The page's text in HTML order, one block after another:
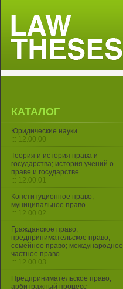
КАТАЛОГ
Юридические науки
::: 12.00.00
Теория и история права и
государства; история учений о
праве и государстве
::: 12.00.01
Конституционное право;
муниципальное право
::: 12.00.02
Гражданское право;
предпринимательское право;
семейное право; международное
частное право
::: 12.00.03
Предпринимательское право;
арбитражный процесс